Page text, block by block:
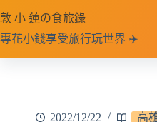
至
主
要
敦 小 蓮の食旅錄
專花小錢享受旅行玩世界 ✈️
2022/12/22 高